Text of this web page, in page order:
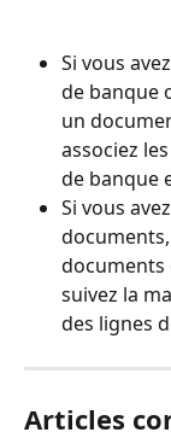
Si vous
de banque
un
associez
de banque
Si vous
documents
suivez la
des lignes
Articles